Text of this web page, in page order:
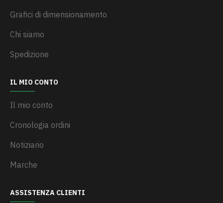
Grafici di dimensionamento
Chi siamo
Spedizione
IL MIO CONTO
Il mio conto
Cronologia ordini
Notiziario
Marche
ASSISTENZA CLIENTI